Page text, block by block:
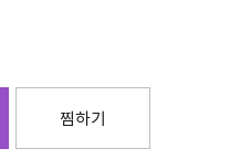
찜하기